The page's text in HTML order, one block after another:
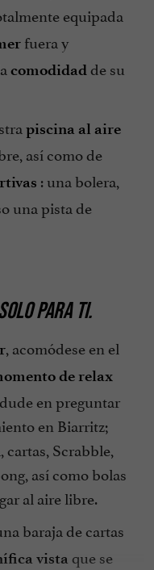
equipada
fuera y
comodidadde su
piscina al aire
así como de
: una bolera,
una pista de
PARA TI.
, acomódese en el
de relax
en preguntar
en Biarritz;
cartas, Scrabble,
así como bolas
al aire libre.
baraja de cartas
vista que se